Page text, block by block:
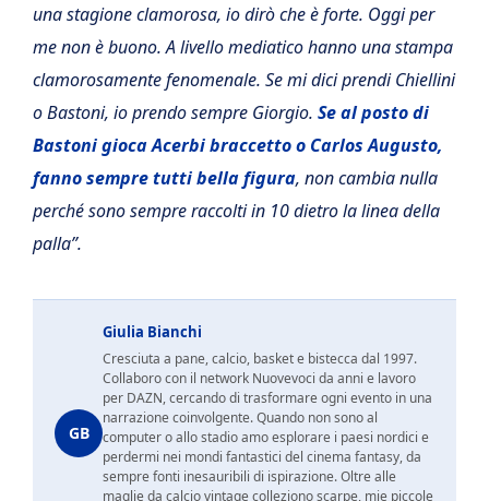
una stagione clamorosa, io dirò che è forte. Oggi per
me non è buono. A livello mediatico hanno una stampa
clamorosamente fenomenale. Se mi dici prendi Chiellini
o Bastoni, io prendo sempre Giorgio. Se al posto di
Bastoni gioca Acerbi braccetto o Carlos Augusto,
fanno sempre tutti bella figura, non cambia nulla
perché sono sempre raccolti in 10 dietro la linea della
palla”.
GB
Giulia Bianchi
Cresciuta a pane, calcio, basket e bistecca dal 1997.
Collaboro con il network Nuovevoci da anni e lavoro
per DAZN, cercando di trasformare ogni evento in una
narrazione coinvolgente. Quando non sono al
computer o allo stadio amo esplorare i paesi nordici e
perdermi nei mondi fantastici del cinema fantasy, da
sempre fonti inesauribili di ispirazione. Oltre alle
maglie da calcio vintage colleziono scarpe, mie piccole